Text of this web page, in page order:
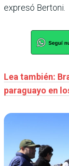
expresó Bertoni.
Lea también:
paraguayo en